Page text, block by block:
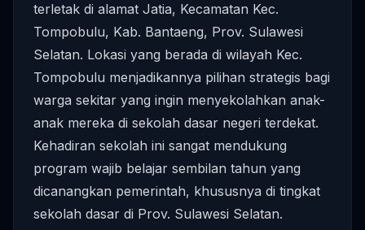
terletak di alamat Jatia, Kecamatan Kec.
Tompobulu, Kab. Bantaeng, Prov. Sulawesi
Selatan. Lokasi yang berada di wilayah Kec.
Tompobulu menjadikannya pilihan strategis bagi
warga sekitar yang ingin menyekolahkan anak-
anak mereka di sekolah dasar negeri terdekat.
Kehadiran sekolah ini sangat mendukung
program wajib belajar sembilan tahun yang
dicanangkan pemerintah, khususnya di tingkat
sekolah dasar di Prov. Sulawesi Selatan.